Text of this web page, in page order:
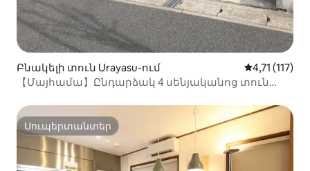
Բնակելի տուն Urayasu-ում Միջին
4,71 (117)
【Մայհամա】Ընդարձակ 4 սենյականոց տուն
Սուպերտանտեր
Սուպերտանտեր